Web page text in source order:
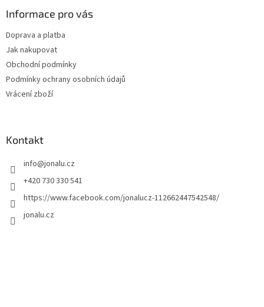
Informace pro vás
Doprava a platba
Jak nakupovat
Obchodní podmínky
Podmínky ochrany osobních údajů
Vrácení zboží
Kontakt
info@jonalu.cz
+420 730 330 541
https://www.facebook.com/jonalucz-112662447542548/
jonalu.cz